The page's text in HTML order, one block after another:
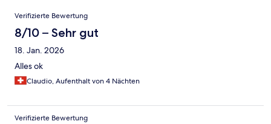
Bewertungen
Verifizierte Bewertung
8/10 – Sehr gut
18. Jan. 2026
Alles ok
Claudio, Aufenthalt von 4 Nächten
Verifizierte Bewertung